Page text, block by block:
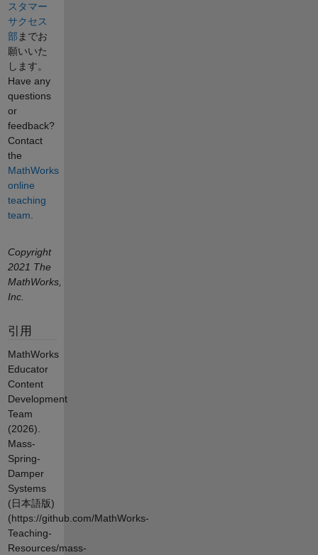
スタマー
サクセス
部 までお
願いいた
します。
Have any
questions
or
feedback?
Contact
the
MathWorks
online
teaching
team
Copyright
2021 The
MathWorks,
Inc.
引用
MathWorks
Educator
Content
Development
Team
(2026).
Mass-
Spring-
Damper
Systems
(日本語版)
(https://github.com/MathWorks-
Teaching-
Resources/mass-